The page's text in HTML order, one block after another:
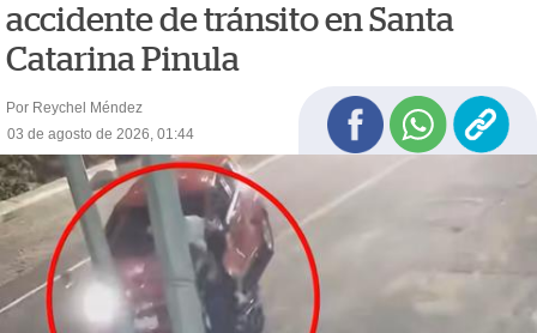
accidente de tránsito en Santa
Catarina Pinula
Por Reychel Méndez
03 de agosto de 2026, 01:44